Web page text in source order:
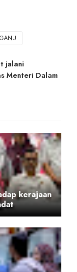
jalani
Menteri Dalam
kerajaan